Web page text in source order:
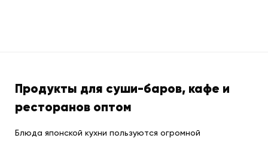
Продукты для суши-баров, кафе и
ресторанов оптом
Блюда японской кухни пользуются огромной